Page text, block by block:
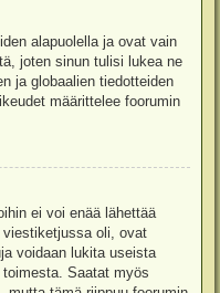
alapuolella ja ovat vain
joten sinun tulisi lukea ne
ja globaalien tiedotteiden
määrittelee foorumin
ei voi enää lähettää
oli, ovat
voidaan lukita useista
Saatat myös